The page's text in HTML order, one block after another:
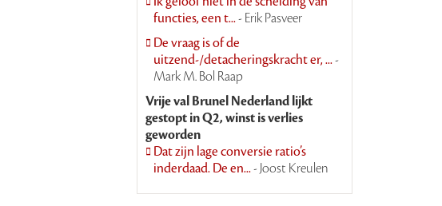
functies, een t...- Erik Pasveer
De vraag is of de
uitzend-/detacheringskracht er, ...-
Mark M. Bol Raap
Vrije val Brunel Nederland lijkt
gestopt in Q2, winst is verlies
geworden
Dat zijn lage conversie ratio’s
inderdaad. De en...- Joost Kreulen